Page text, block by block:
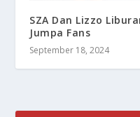
SZA Dan Lizzo
Jumpa Fans
September 18, 2024